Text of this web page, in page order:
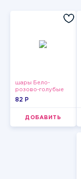
шары Бело-
розово-голубые
пастельные
82 P
ДОБАВИТЬ